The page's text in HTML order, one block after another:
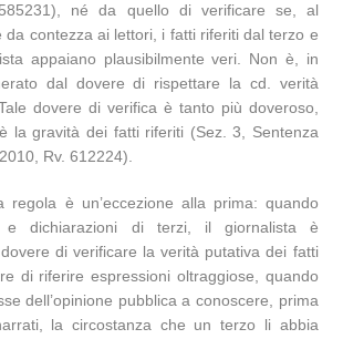
né da quello di verificare se, al
da contezza ai lettori, i fatti riferiti dal terzo e
appaiano plausibilmente veri. Non è, in
dal dovere di rispettare la cd. verità
dovere di verifica è tanto più doveroso,
la gravità dei fatti riferiti (Sez. 3, Sentenza
Rv. 612224).
regola è un’eccezione alla prima: quando
e dichiarazioni di terzi, il giornalista è
di verificare la verità putativa dei fatti
di riferire espressioni oltraggiose, quando
dell’opinione pubblica a conoscere, prima
la circostanza che un terzo li abbia